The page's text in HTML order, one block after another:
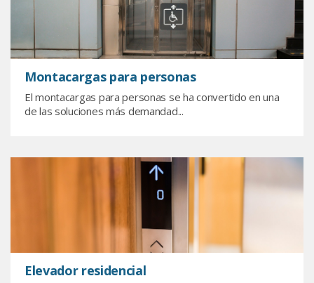
Montacargas para personas
El montacargas para personas se ha convertido en una
de las soluciones más demandad...
Elevador residencial